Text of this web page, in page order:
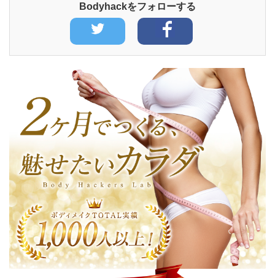
Bodyhackをフォローする